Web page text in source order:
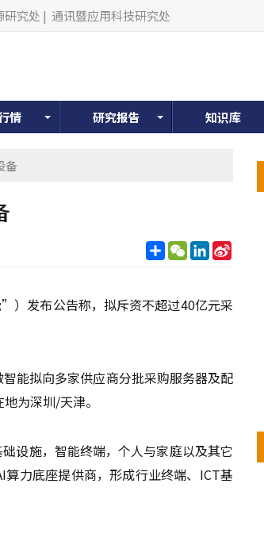
研究处 | 通讯暨应用科技研究处
情 研究报告 知识库
备
分
享
WeChatLinkedIn
Sina
）发布公告称，拟斥资不超过40亿元采
能拟向多家供应商分批采购服务器及配
为深圳/天津。
设施，智能终端，个人与家庭以及其它
力底座提供商，形成行业终端、ICT基